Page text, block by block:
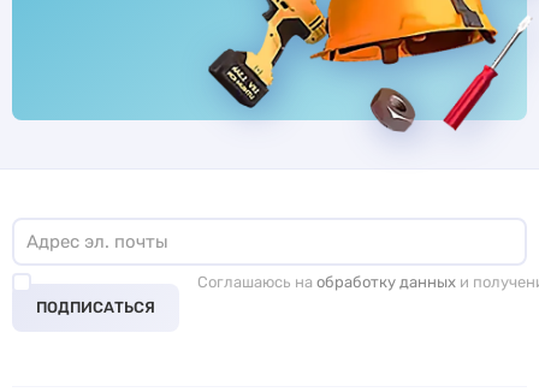
ПОДПИСАТЬСЯ
Соглашаюсь на обработку данных и